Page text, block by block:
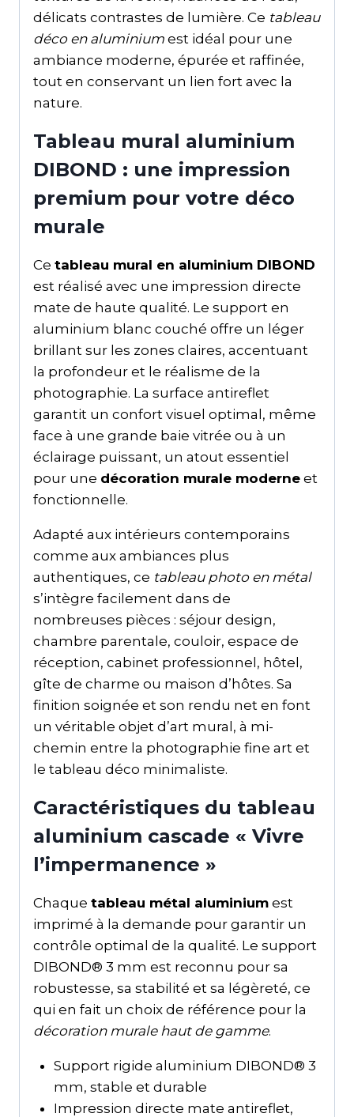
délicats contrastes de lumière. Ce tableau
déco en aluminium est idéal pour une
ambiance moderne, épurée et raffinée,
tout en conservant un lien fort avec la
nature.
Tableau mural aluminium
DIBOND : une impression
premium pour votre déco
murale
Ce tableau mural en aluminium DIBOND
est réalisé avec une impression directe
mate de haute qualité. Le support en
aluminium blanc couché offre un léger
brillant sur les zones claires, accentuant
la profondeur et le réalisme de la
photographie. La surface antireflet
garantit un confort visuel optimal, même
face à une grande baie vitrée ou à un
éclairage puissant, un atout essentiel
pour une décoration murale moderne et
fonctionnelle.
Adapté aux intérieurs contemporains
comme aux ambiances plus
authentiques, ce tableau photo en métal
s’intègre facilement dans de
nombreuses pièces : séjour design,
chambre parentale, couloir, espace de
réception, cabinet professionnel, hôtel,
gîte de charme ou maison d’hôtes. Sa
finition soignée et son rendu net en font
un véritable objet d’art mural, à mi-
chemin entre la photographie fine art et
le tableau déco minimaliste.
Caractéristiques du tableau
aluminium cascade « Vivre
l’impermanence »
Chaque tableau métal aluminium est
imprimé à la demande pour garantir un
contrôle optimal de la qualité. Le support
DIBOND® 3 mm est reconnu pour sa
robustesse, sa stabilité et sa légèreté, ce
qui en fait un choix de référence pour la
décoration murale haut de gamme.
Support rigide aluminium DIBOND® 3
mm, stable et durable
Impression directe mate antireflet,